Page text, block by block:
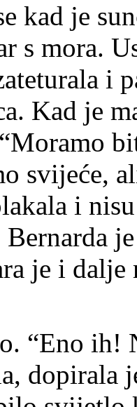
kad je
s mora.
i
Kad je
svijeće,
i
je i
“Eno ih!
dopirala